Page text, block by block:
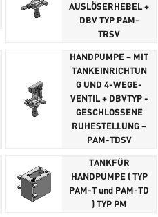
AUSLÖSERHEBEL +
DBV TYP PAM-
TRSV
HANDPUMPE – MIT
TANKEINRICHTUN
G UND 4-WEGE-
VENTIL + DBVTYP -
GESCHLOSSENE
RUHESTELLUNG –
PAM-TDSV
TANKFÜR
HANDPUMPE ( TYP
PAM-T und PAM-TD
) TYP PM